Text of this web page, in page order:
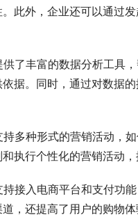
此外，企业还可以通过
了丰富的数据分析工具
据。同时，通过对数据
多种形式的营销活动，
执行个性化的营销活动，
接入电商平台和支付功
，还提高了用户的购物体